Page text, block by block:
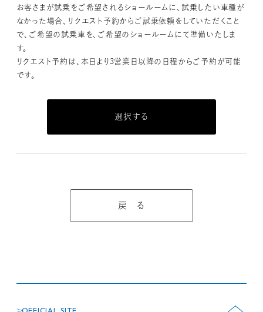
お客さまが試乗をご希望されるショールームに、試乗したい車種が
なかった場合、リクエスト予約からご試乗依頼をしていただくこと
で、ご希望の試乗車を、ご希望のショールームにて準備いたしま
す。
リクエスト予約は、本日より3営業日以降の日程からご予約が可能
です。
選択する
戻 る
OFFICIAL SITE